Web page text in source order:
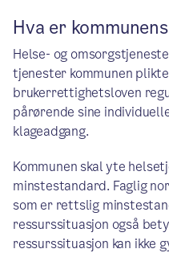
Hva er
Helse- og
tjenester kommunen
brukerrettighetsloven
pårørende sine
klageadgang.
Kommunen skal yte
minstestandard. Faglig
som er rettslig
ressurssituasjon også
ressurssituasjon kan ikke